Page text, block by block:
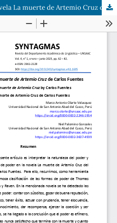
Las formas de poder en la novela La muerte de Artemio Cruz de Carlos Fuentes